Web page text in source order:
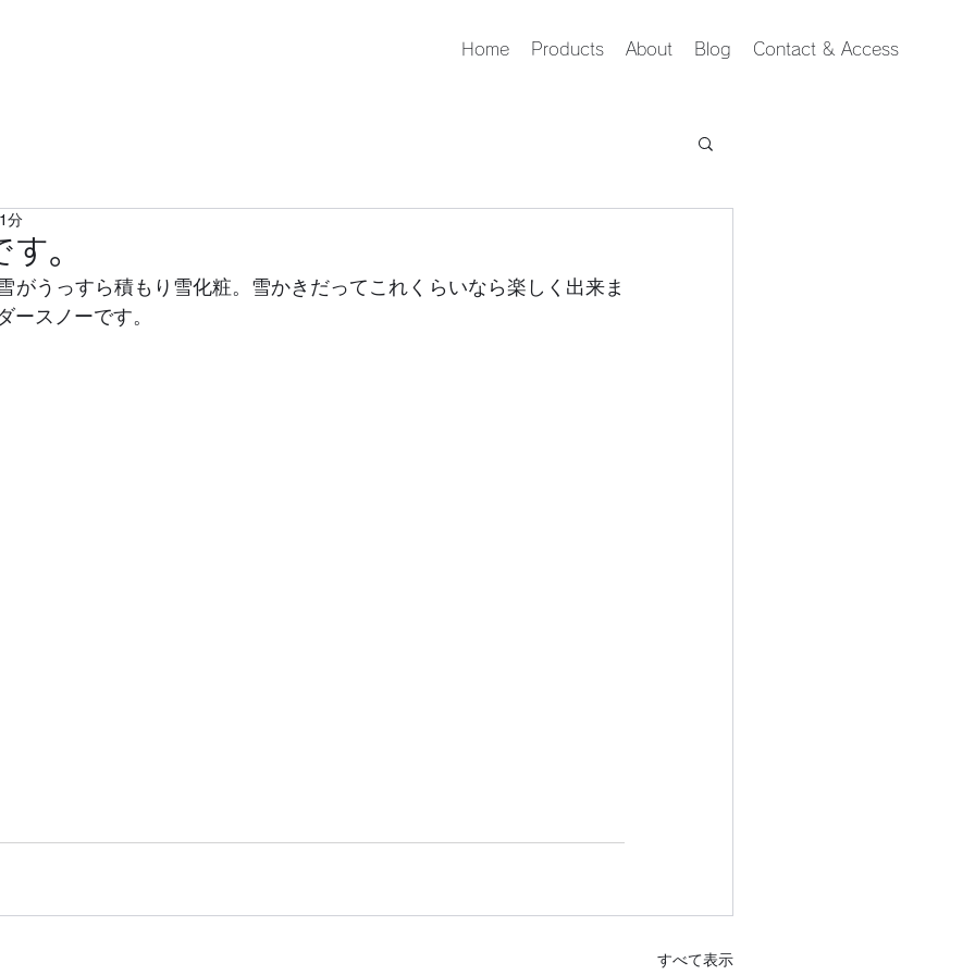
Home Products About Blog Contact & Access
。
分
がうっすら積もり雪化粧。雪かきだってこれくらいなら楽しく出来ま
ースノーです。
すべて表示